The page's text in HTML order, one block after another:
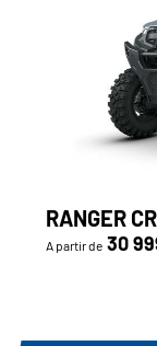
RANGER
A partir de 30